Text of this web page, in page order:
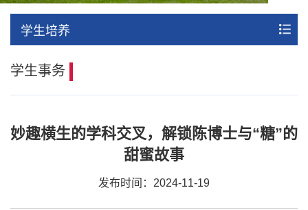
学生培养
学生事务
妙趣横生的学科交叉，解锁陈博士与“糖”的
甜蜜故事
发布时间：2024-11-19